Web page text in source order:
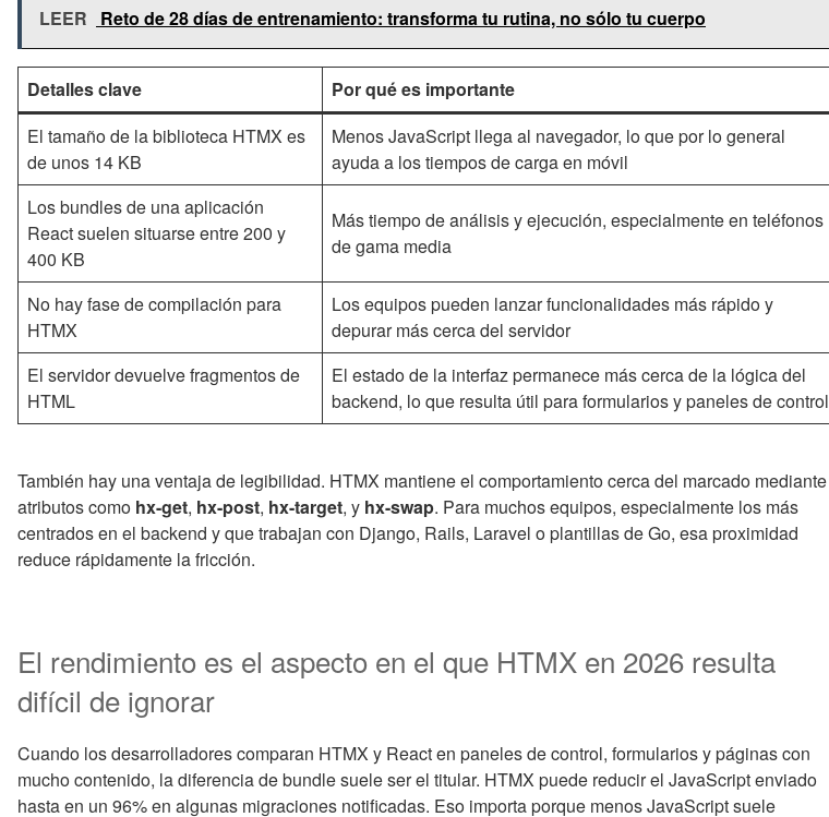
LEER Reto de 28 días de entrenamiento: transforma tu rutina, no sólo tu cuerpo
Detalles clave
Por qué es importante
El tamaño de la biblioteca HTMX es
de unos 14 KB
Menos JavaScript llega al navegador, lo que por lo general
ayuda a los tiempos de carga en móvil
Los bundles de una aplicación
React suelen situarse entre 200 y
400 KB
Más tiempo de análisis y ejecución, especialmente en teléfonos
de gama media
No hay fase de compilación para
HTMX
Los equipos pueden lanzar funcionalidades más rápido y
depurar más cerca del servidor
El servidor devuelve fragmentos de
HTML
El estado de la interfaz permanece más cerca de la lógica del
backend, lo que resulta útil para formularios y paneles de control
También hay una ventaja de legibilidad. HTMX mantiene el comportamiento cerca del marcado mediante
atributos como hx-get, hx-post, hx-target, y hx-swap. Para muchos equipos, especialmente los más
centrados en el backend y que trabajan con Django, Rails, Laravel o plantillas de Go, esa proximidad
reduce rápidamente la fricción.
El rendimiento es el aspecto en el que HTMX en 2026 resulta
difícil de ignorar
Cuando los desarrolladores comparan HTMX y React en paneles de control, formularios y páginas con
mucho contenido, la diferencia de bundle suele ser el titular. HTMX puede reducir el JavaScript enviado
hasta en un 96% en algunas migraciones notificadas. Eso importa porque menos JavaScript suele